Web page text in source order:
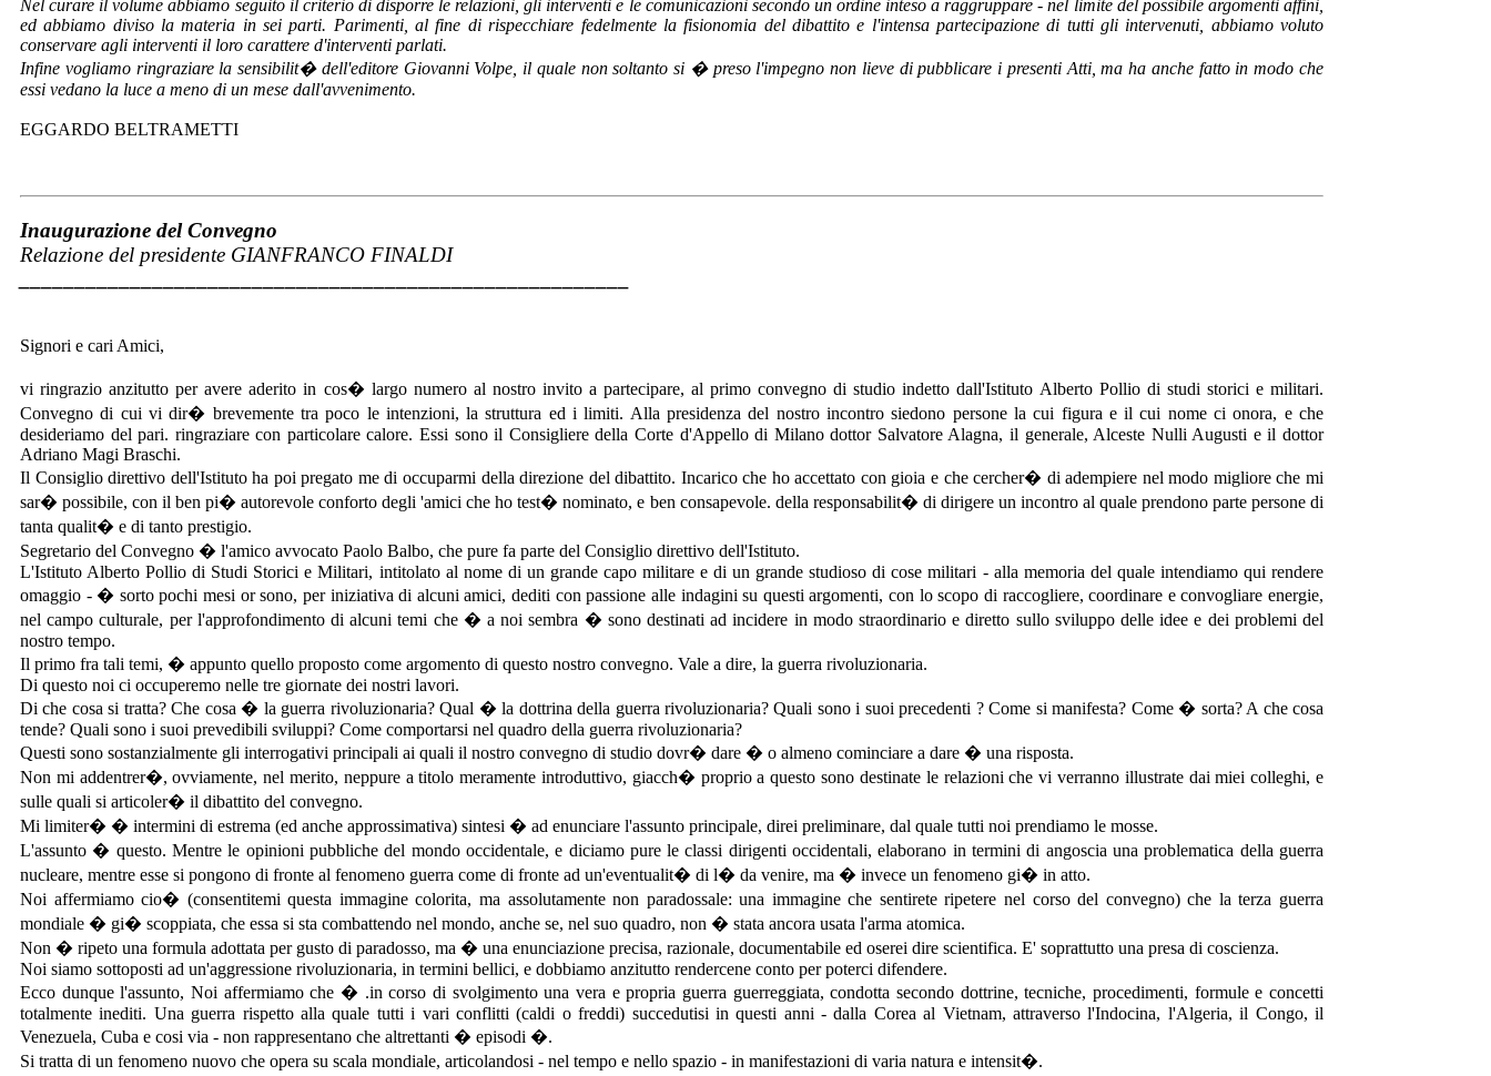
Nel curare il volume abbiamo seguito il criterio di disporre le relazioni, gli interventi e le comunicazioni secondo un ordine inteso a raggruppare - nel limite del possibile argomenti affini,
ed abbiamo diviso la materia in sei parti. Parimenti, al fine di rispecchiare fedelmente la fisionomia del dibattito e l'intensa partecipazione di tutti gli intervenuti, abbiamo voluto
conservare agli interventi il loro carattere d'interventi parlati.
Infine vogliamo ringraziare la sensibilit� dell'editore Giovanni Volpe, il quale non soltanto si � preso l'impegno non lieve di pubblicare i presenti Atti, ma ha anche fatto in modo che
essi vedano la luce a meno di un mese dall'avvenimento.
EGGARDO BELTRAMETTI
Inaugurazione del Convegno
Relazione del presidente GIANFRANCO FINALDI
Signori e cari Amici,
vi ringrazio anzitutto per avere aderito in cos� largo numero al nostro invito a partecipare, al primo convegno di studio indetto dall'Istituto Alberto Pollio di studi storici e militari.
Convegno di cui vi dir� brevemente tra poco le intenzioni, la struttura ed i limiti. Alla presidenza del nostro incontro siedono persone la cui figura e il cui nome ci onora, e che
desideriamo del pari. ringraziare con particolare calore. Essi sono il Consigliere della Corte d'Appello di Milano dottor Salvatore Alagna, il generale, Alceste Nulli Augusti e il dottor
Adriano Magi Braschi.
Il Consiglio direttivo dell'Istituto ha poi pregato me di occuparmi della direzione del dibattito. Incarico che ho accettato con gioia e che cercher� di adempiere nel modo migliore che mi
sar� possibile, con il ben pi� autorevole conforto degli 'amici che ho test� nominato, e ben consapevole. della responsabilit� di dirigere un incontro al quale prendono parte persone di
tanta qualit� e di tanto prestigio.
Segretario del Convegno � l'amico avvocato Paolo Balbo, che pure fa parte del Consiglio direttivo dell'Istituto.
L'Istituto Alberto Pollio di Studi Storici e Militari, intitolato al nome di un grande capo militare e di un grande studioso di cose militari - alla memoria del quale intendiamo qui rendere
omaggio - � sorto pochi mesi or sono, per iniziativa di alcuni amici, dediti con passione alle indagini su questi argomenti, con lo scopo di raccogliere, coordinare e convogliare energie,
nel campo culturale, per l'approfondimento di alcuni temi che � a noi sembra � sono destinati ad incidere in modo straordinario e diretto sullo sviluppo delle idee e dei problemi del
nostro tempo.
Il primo fra tali temi, � appunto quello proposto come argomento di questo nostro convegno. Vale a dire, la guerra rivoluzionaria.
Di questo noi ci occuperemo nelle tre giornate dei nostri lavori.
Di che cosa si tratta? Che cosa � la guerra rivoluzionaria? Qual � la dottrina della guerra rivoluzionaria? Quali sono i suoi precedenti ? Come si manifesta? Come � sorta? A che cosa
tende? Quali sono i suoi prevedibili sviluppi? Come comportarsi nel quadro della guerra rivoluzionaria?
Questi sono sostanzialmente gli interrogativi principali ai quali il nostro convegno di studio dovr� dare � o almeno cominciare a dare � una risposta.
Non mi addentrer�, ovviamente, nel merito, neppure a titolo meramente introduttivo, giacch� proprio a questo sono destinate le relazioni che vi verranno illustrate dai miei colleghi, e
sulle quali si articoler� il dibattito del convegno.
Mi limiter� � intermini di estrema (ed anche approssimativa) sintesi � ad enunciare l'assunto principale, direi preliminare, dal quale tutti noi prendiamo le mosse.
L'assunto � questo. Mentre le opinioni pubbliche del mondo occidentale, e diciamo pure le classi dirigenti occidentali, elaborano in termini di angoscia una problematica della guerra
nucleare, mentre esse si pongono di fronte al fenomeno guerra come di fronte ad un'eventualit� di l� da venire, ma � invece un fenomeno gi� in atto.
Noi affermiamo cio� (consentitemi questa immagine colorita, ma assolutamente non paradossale: una immagine che sentirete ripetere nel corso del convegno) che la terza guerra
mondiale � gi� scoppiata, che essa si sta combattendo nel mondo, anche se, nel suo quadro, non � stata ancora usata l'arma atomica.
Non � ripeto una formula adottata per gusto di paradosso, ma � una enunciazione precisa, razionale, documentabile ed oserei dire scientifica. E' soprattutto una presa di coscienza.
Noi siamo sottoposti ad un'aggressione rivoluzionaria, in termini bellici, e dobbiamo anzitutto rendercene conto per poterci difendere.
Ecco dunque l'assunto, Noi affermiamo che � .in corso di svolgimento una vera e propria guerra guerreggiata, condotta secondo dottrine, tecniche, procedimenti, formule e concetti
totalmente inediti. Una guerra rispetto alla quale tutti i vari conflitti (caldi o freddi) succedutisi in questi anni - dalla Corea al Vietnam, attraverso l'Indocina, l'Algeria, il Congo, il
Venezuela, Cuba e cosi via - non rappresentano che altrettanti � episodi �.
Si tratta di un fenomeno nuovo che opera su scala mondiale, articolandosi - nel tempo e nello spazio - in manifestazioni di varia natura e intensit�.